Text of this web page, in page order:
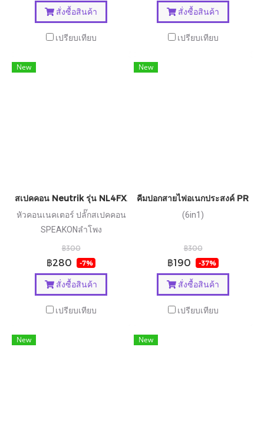
สั่งซื้อสินค้า
เปรียบเทียบ
สั่งซื้อสินค้า
เปรียบเทียบ
New
สเปคคอน Neutrik รุ่น NL4FXX-W-L
หัวคอนเนคเตอร์ ปลั๊กสเปคคอน
SPEAKONลำโพง
฿300
฿280 -7%
สั่งซื้อสินค้า
เปรียบเทียบ
New
คีมปอกสายไฟอเนกประสงค์
(6in1)
฿300
฿190 -37%
สั่งซื้อสินค้า
เปรียบเทียบ
New New